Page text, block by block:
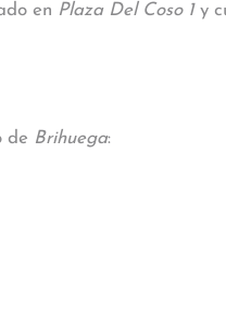
en Plaza Del Coso 1y
de Brihuega: